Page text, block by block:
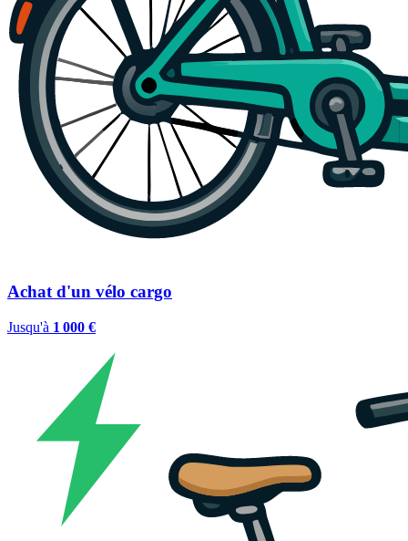
Achat d'un vélo cargo
Jusqu'à 1 000 €